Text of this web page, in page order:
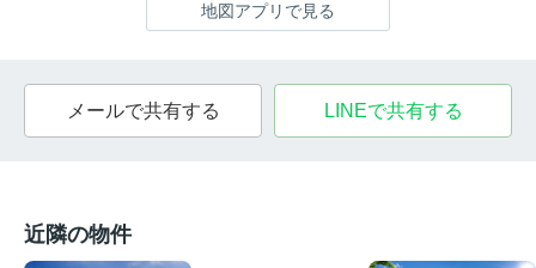
地図アプリで見る
メールで共有する LINEで共有する
近隣の物件